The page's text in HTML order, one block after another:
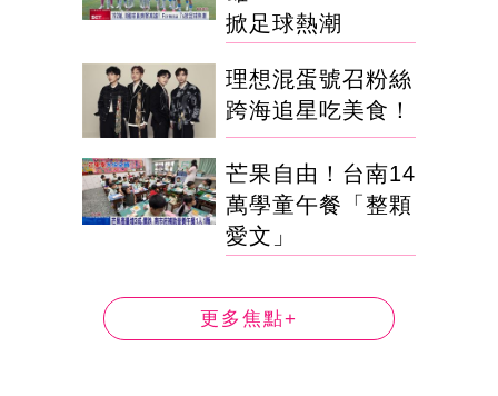
掀足球熱潮
理想混蛋號召粉絲
跨海追星吃美食！
芒果自由！台南14
萬學童午餐「整顆
愛文」
更多焦點+